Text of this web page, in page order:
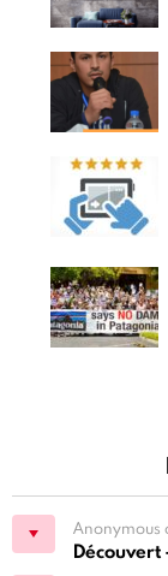
Anonymous